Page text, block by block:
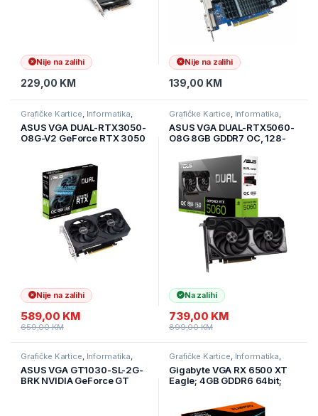
Nije na zalihi
229,00 KM
Nije na zalihi
139,00 KM
Grafičke Kartice, Informatika,
Računarske Komponente
ASUS VGA DUAL-RTX3050-
O8G-V2 GeForce RTX 3050
Nije na zalihi
589,00 KM
659,00KM
Grafičke Kartice, Informatika,
Računarske Komponente
ASUS VGA DUAL-RTX5060-
O8G 8GB GDDR7 OC, 128-
Na zalihi
739,00 KM
899,00KM
Grafičke Kartice, Informatika,
Računarske Komponente
ASUS VGA GT1030-SL-2G-
BRK NVIDIA GeForce GT
Grafičke Kartice, Informatika,
Računarske Komponente
Gigabyte VGA RX 6500 XT
Eagle; 4GB GDDR6 64bit;